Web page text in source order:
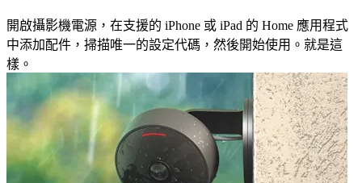
開啟攝影機電源，在支援的 iPhone 或 iPad 的 Home 應用程式
中添加配件，掃描唯一的設定代碼，然後開始使用。就是這
樣。